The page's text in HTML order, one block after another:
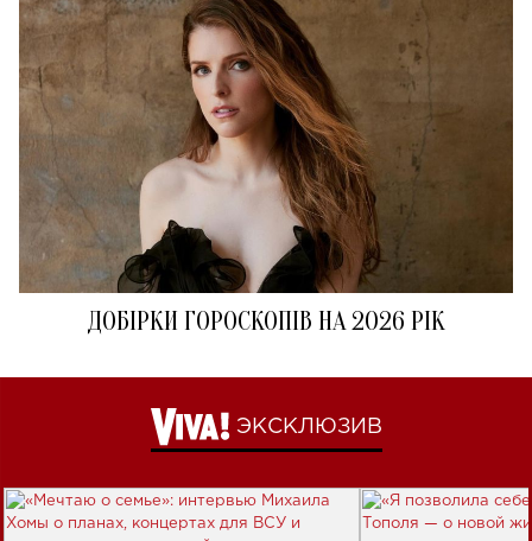
ДОБІРКИ ГОРОСКОПІВ НА 2026 РІК
ЭКСКЛЮЗИВ